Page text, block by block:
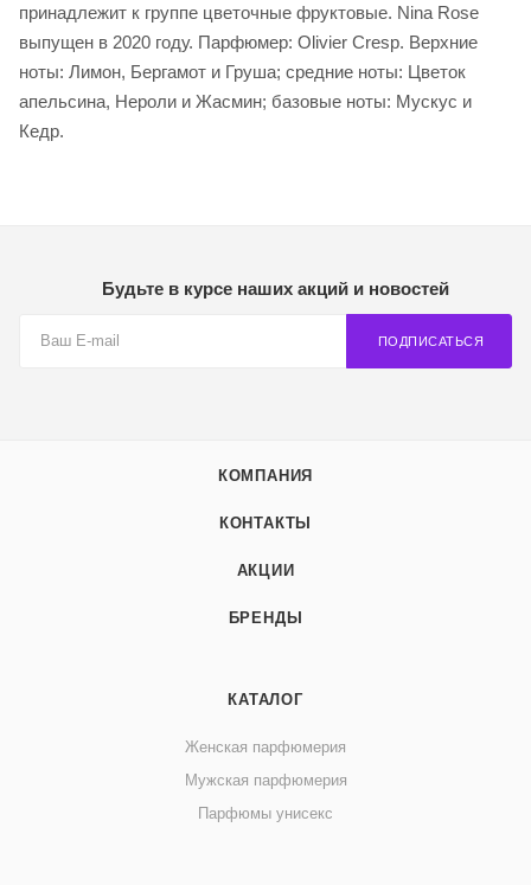
принадлежит к группе цветочные фруктовые. Nina Rose
выпущен в 2020 году. Парфюмер: Olivier Cresp. Верхние
ноты: Лимон, Бергамот и Груша; средние ноты: Цветок
апельсина, Нероли и Жасмин; базовые ноты: Мускус и
Кедр.
Будьте в курсе наших акций и новостей
ПОДПИСАТЬСЯ
КОМПАНИЯ
КОНТАКТЫ
АКЦИИ
БРЕНДЫ
КАТАЛОГ
Женская парфюмерия
Мужская парфюмерия
Парфюмы унисекс